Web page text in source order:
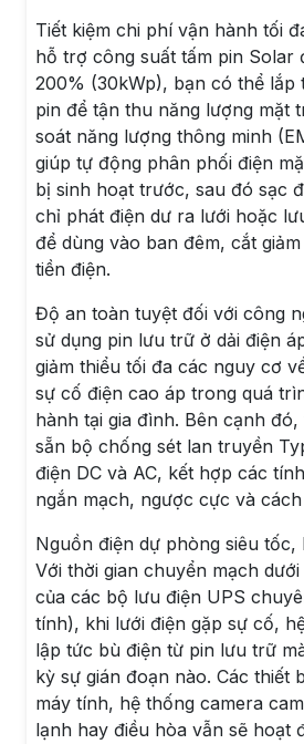
Tiết kiệm chi phí vận hành tối
hỗ trợ công suất tấm pin Solar
200% (30kWp), bạn có thể lắp
pin để tận thu năng lượng mặt
soát năng lượng thông minh
giúp tự động phân phối điện
bị sinh hoạt trước, sau đó sạc
chỉ phát điện dư ra lưới hoặc
để dùng vào ban đêm, cắt
tiền điện.
Độ an toàn tuyệt đối với công
sử dụng pin lưu trữ ở dải điện
giảm thiểu tối đa các nguy cơ
sự cố điện cao áp trong quá
hành tại gia đình. Bên cạnh
sẵn bộ chống sét lan truyền
điện DC và AC, kết hợp các
ngắn mạch, ngược cực và
Nguồn điện dự phòng siêu tốc,
Với thời gian chuyển mạch
của các bộ lưu điện UPS
tính), khi lưới điện gặp sự cố,
lập tức bù điện từ pin lưu trữ
kỳ sự gián đoạn nào. Các thiết
máy tính, hệ thống camera
lạnh hay điều hòa vẫn sẽ hoạt